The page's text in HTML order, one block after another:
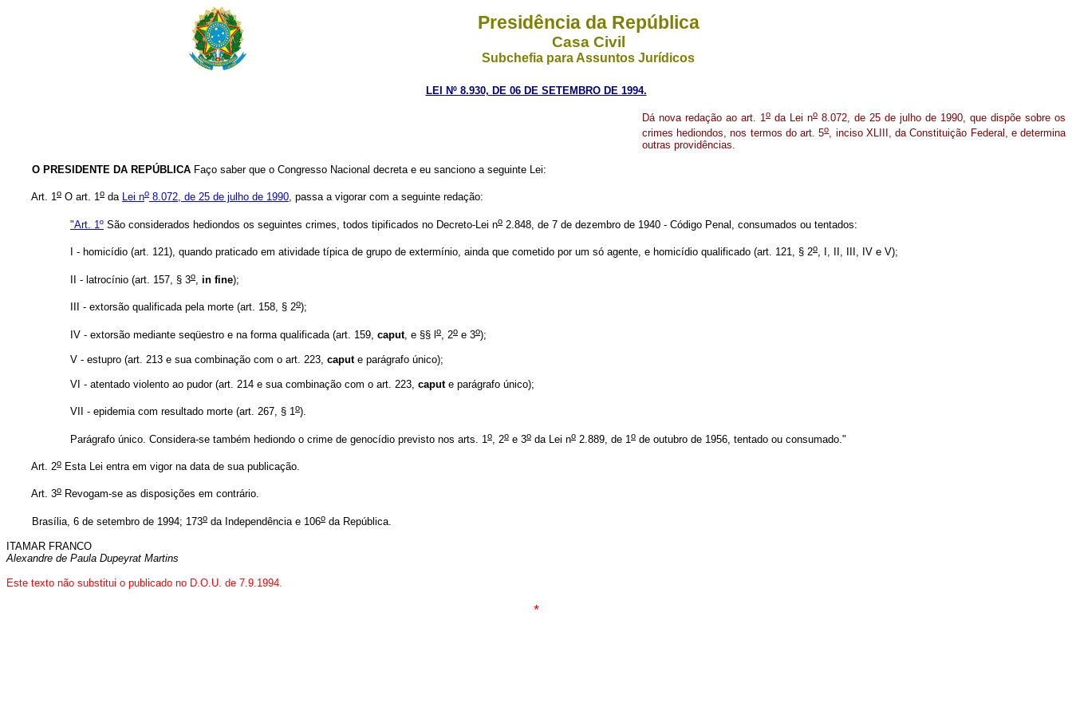
Presidência da República
Casa Civil
Subchefia para Assuntos Jurídicos
LEI Nº 8.930, DE 06 DE SETEMBRO DE 1994.
Dá nova redação ao art. 1o da Lei no 8.072, de 25 de julho de 1990, que dispõe sobre os
crimes hediondos, nos termos do art. 5o, inciso XLIII, da Constituição Federal, e determina
outras providências.
O PRESIDENTE DA REPÚBLICA Faço saber que o Congresso Nacional decreta e eu sanciono a seguinte Lei:
Art. 1o O art. 1o da Lei no 8.072, de 25 de julho de 1990, passa a vigorar com a seguinte redação:
"Art. 1º São considerados hediondos os seguintes crimes, todos tipificados no Decreto-Lei no 2.848, de 7 de dezembro de 1940 - Código Penal, consumados ou tentados:
I - homicídio (art. 121), quando praticado em atividade típica de grupo de extermínio, ainda que cometido por um só agente, e homicídio qualificado (art. 121, § 2o, I, II, III, IV e V);
II - latrocínio (art. 157, § 3o in fine);
III - extorsão qualificada pela morte (art. 158, § 2o);
IV - extorsão mediante seqüestro e na forma qualificada (art. 159, caput, e §§ lo , 2o e 3o);
V - estupro (art. 213 e sua combinação com o art. 223, capute parágrafo único);
VI - atentado violento ao pudor (art. 214 e sua combinação com o art. 223, capute parágrafo único);
VII - epidemia com resultado morte (art. 267, § 1o).
Parágrafo único. Considera-se também hediondo o crime de genocídio previsto nos arts. 1o , 2o e 3o da Lei no 2.889, de 1o de outubro de 1956, tentado ou consumado."
Art. 2o Esta Lei entra em vigor na data de sua publicação.
Art. 3o Revogam-se as disposições em contrário.
Brasília, 6 de setembro de 1994; 173o da Independência e 106o da República.
ITAMAR FRANCO
Alexandre de Paula Dupeyrat Martins
Este texto não substitui o publicado no D.O.U. de 7.9.1994.
*